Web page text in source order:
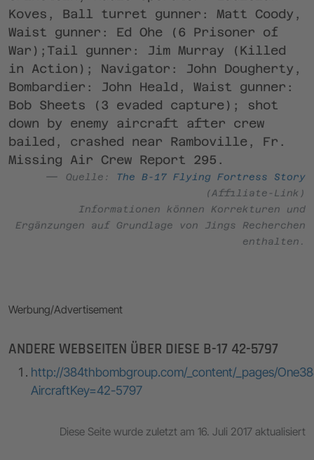
Koves, Ball turret gunner: Matt Coody,
Waist gunner: Ed Ohe (6 Prisoner of
War);Tail gunner: Jim Murray (Killed
in Action); Navigator: John Dougherty,
Bombardier: John Heald, Waist gunner:
Bob Sheets (3 evaded capture); shot
down by enemy aircraft after crew
bailed, crashed near Ramboville, Fr.
Missing Air Crew Report 295.
Quelle:
The B-17 Flying Fortress Story
(Affiliate-Link)
Informationen können Korrekturen und
Ergänzungen auf Grundlage von Jings Recherchen
enthalten.
Werbung/Advertisement
ANDERE WEBSEITEN ÜBER DIESE B-17 42-5797
http://384thbombgroup.com/_content/_pages/
AircraftKey=42-5797
Diese Seite wurde zuletzt am 16. Juli 2017 aktualisiert